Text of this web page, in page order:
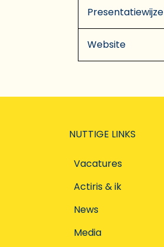
Presentatiewijze
Website
NUTTIGE LINKS
Vacatures
Actiris & ik
News
Media